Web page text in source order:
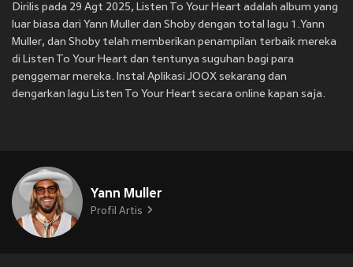
Dirilis pada 29 Agt 2025, Listen To Your Heart adalah album yang
luar biasa dari Yann Muller dan Shoby dengan total lagu 1.Yann
Muller, dan Shoby telah memberikan penampilan terbaik mereka
di Listen To Your Heart dan tentunya suguhan bagi para
penggemar mereka. Instal Aplikasi JOOX sekarang dan
dengarkan lagu Listen To Your Heart secara online kapan saja.
Yann Muller
Profil Artis